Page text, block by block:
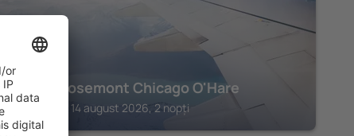
Hilton Rosemont Chicago O'Hare
Rosemont, 14 august 2026, 2 nopți